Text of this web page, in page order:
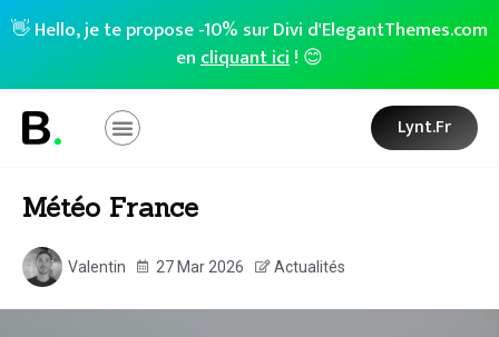
👋 Hello, je te propose -10% sur Divi d'ElegantThemes.com
encliquant ici! 😊
Lynt.fr
Météo France
Valentin 27 Mar 2026 Actualités